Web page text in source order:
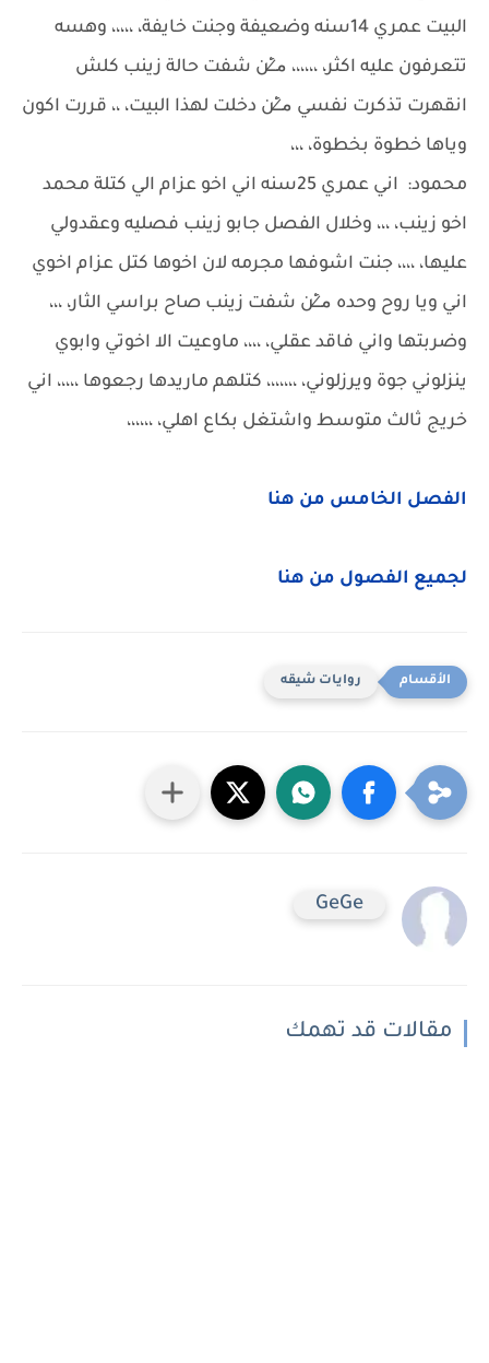
البيت عمري 14سنه وضعيفة وجنت خايفة، ،،،،، وهسه
تتعرفون عليه اكثر، ،،،،،، م̷ـــِْن شفت حالة زينب كلش
انقهرت تذكرت نفسي م̷ـــِْن دخلت لهذا البيت، ،، قررت اكون
وياها خطوة بخطوة، ،،،
محمود: اني عمري 25سنه اني اخو عزام الي كتلة محمد
اخو زينب، ،،، وخلال الفصل جابو زينب فصليه وعقدولي
عليها، ،،،، جنت اشوفها مجرمه لان اخوها كتل عزام اخوي
اني ويا روح وحده م̷ـــِْن شفت زينب صاح براسي الثار، ،،،
وضربتها واني فاقد عقلي، ،،،، ماوعيت الا اخوتي وابوي
ينزلوني جوة ويرزلوني، ،،،،،،، كتلهم ماريدها رجعوها ،،،،، اني
خريج ثالث متوسط واشتغل بكاع اهلي، ،،،،،،
الفصل الخامس من هنا
لجميع الفصول من هنا
روايات شيقه
GeGe
مقالات قد تهمك